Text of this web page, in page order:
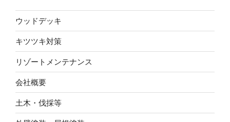
ウッドデッキ
キツツキ対策
リゾートメンテナンス
会社概要
土木・伐採等